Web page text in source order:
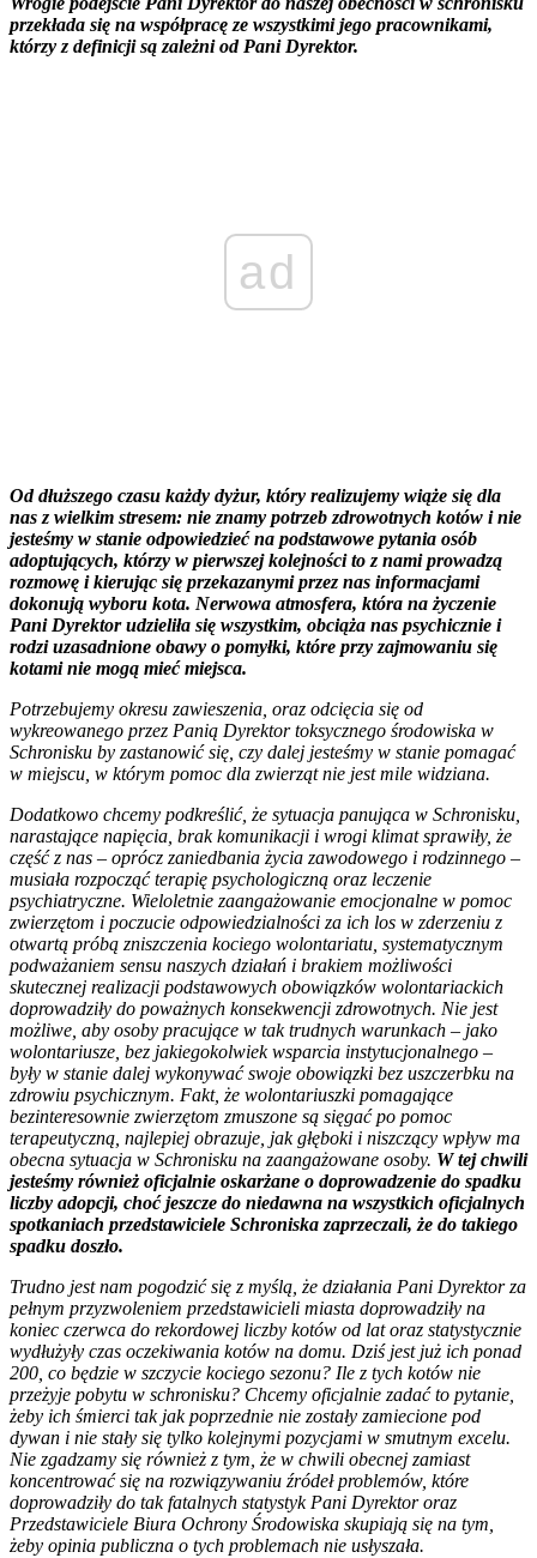
przekłada się na współpracę ze wszystkimi jego pracownikami,
którzy z definicji są zależni od Pani Dyrektor.
ad
Od dłuższego czasu każdy dyżur, który realizujemy wiąże się dla
nas z wielkim stresem: nie znamy potrzeb zdrowotnych kotów i nie
jesteśmy w stanie odpowiedzieć na podstawowe pytania osób
adoptujących, którzy w pierwszej kolejności to z nami prowadzą
rozmowę i kierując się przekazanymi przez nas informacjami
dokonują wyboru kota. Nerwowa atmosfera, która na życzenie
Pani Dyrektor udzieliła się wszystkim, obciąża nas psychicznie i
rodzi uzasadnione obawy o pomyłki, które przy zajmowaniu się
kotami nie mogą mieć miejsca.
Potrzebujemy okresu zawieszenia, oraz odcięcia się od
wykreowanego przez Panią Dyrektor toksycznego środowiska w
Schronisku by zastanowić się, czy dalej jesteśmy w stanie pomagać
w miejscu, w którym pomoc dla zwierząt nie jest mile widziana.
Dodatkowo chcemy podkreślić, że sytuacja panująca w Schronisku,
narastające napięcia, brak komunikacji i wrogi klimat sprawiły, że
część z nas – oprócz zaniedbania życia zawodowego i rodzinnego –
musiała rozpocząć terapię psychologiczną oraz leczenie
psychiatryczne. Wieloletnie zaangażowanie emocjonalne w pomoc
zwierzętom i poczucie odpowiedzialności za ich los w zderzeniu z
otwartą próbą zniszczenia kociego wolontariatu, systematycznym
podważaniem sensu naszych działań i brakiem możliwości
skutecznej realizacji podstawowych obowiązków wolontariackich
doprowadziły do poważnych konsekwencji zdrowotnych. Nie jest
możliwe, aby osoby pracujące w tak trudnych warunkach – jako
wolontariusze, bez jakiegokolwiek wsparcia instytucjonalnego –
były w stanie dalej wykonywać swoje obowiązki bez uszczerbku na
zdrowiu psychicznym. Fakt, że wolontariuszki pomagające
bezinteresownie zwierzętom zmuszone są sięgać po pomoc
terapeutyczną, najlepiej obrazuje, jak głęboki i niszczący wpływ ma
obecna sytuacja w Schronisku na zaangażowane osoby. W tej chwili
jesteśmy również oficjalnie oskarżane o doprowadzenie do spadku
liczby adopcji, choć jeszcze do niedawna na wszystkich oficjalnych
spotkaniach przedstawiciele Schroniska zaprzeczali, że do takiego
spadku doszło.
Trudno jest nam pogodzić się z myślą, że działania Pani Dyrektor za
pełnym przyzwoleniem przedstawicieli miasta doprowadziły na
koniec czerwca do rekordowej liczby kotów od lat oraz statystycznie
wydłużyły czas oczekiwania kotów na domu. Dziś jest już ich ponad
200, co będzie w szczycie kociego sezonu? Ile z tych kotów nie
przeżyje pobytu w schronisku? Chcemy oficjalnie zadać to pytanie,
żeby ich śmierci tak jak poprzednie nie zostały zamiecione pod
dywan i nie stały się tylko kolejnymi pozycjami w smutnym excelu.
Nie zgadzamy się również z tym, że w chwili obecnej zamiast
koncentrować się na rozwiązywaniu źródeł problemów, które
doprowadziły do tak fatalnych statystyk Pani Dyrektor oraz
Przedstawiciele Biura Ochrony Środowiska skupiają się na tym,
żeby opinia publiczna o tych problemach nie usłyszała.